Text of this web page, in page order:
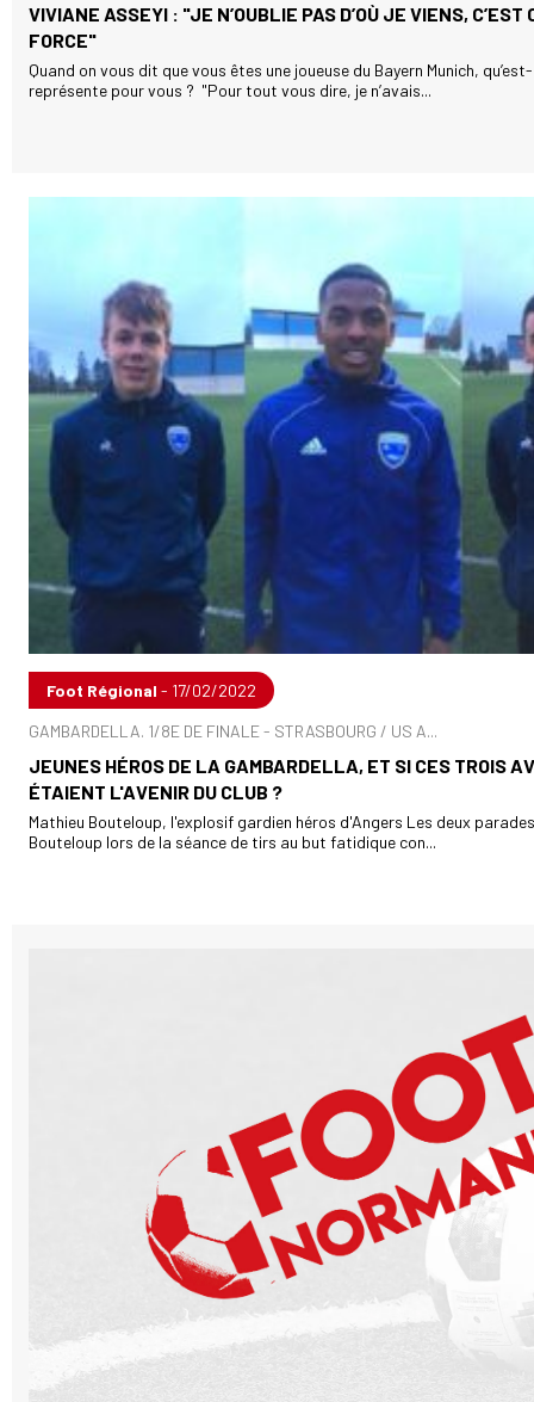
VIVIANE ASSEYI : "JE N’OUBLIE PAS D’OÙ JE VIENS, C’EST
FORCE"
Quand on vous dit que vous êtes une joueuse du Bayern Munich,
représente pour vous ? "Pour tout vous dire, je n’avais...
Foot Régional - 17/02/2022
GAMBARDELLA. 1/8E DE FINALE - STRASBOURG / US A...
JEUNES HÉROS DE LA GAMBARDELLA, ET SI CES TROIS
ÉTAIENT L'AVENIR DU CLUB ?
Mathieu Bouteloup, l'explosif gardien héros d'Angers Les deux
Bouteloup lors de la séance de tirs au but fatidique con...